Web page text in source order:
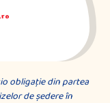
obligaţie din partea
de şedere în